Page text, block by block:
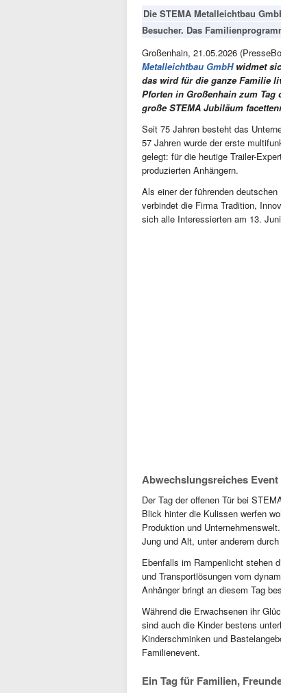
Die STEMA Metalleichtbau
Besucher. Das
Großenhain, 21.05.2026
Metalleichtbau GmbHwidmet
das wird für die ganze Familie
Pforten in Großenhain zum Tag
große STEMA Jubiläum
Seit 75 Jahren besteht das
57 Jahren wurde der erste
gelegt: für die heutige Trailer-
produzierten Anhängern.
Als einer der führenden
verbindet die Firma Tradition,
sich alle Interessierten am 13.
Abwechslungsreiches
Der Tag der offenen Tür bei
Blick hinter die Kulissen werfen
Produktion und
Jung und Alt, unter anderem
Ebenfalls im Rampenlicht stehen
und Transportlösungen vom
Anhänger bringt an diesem Tag
Während die Erwachsenen ihr
sind auch die Kinder bestens
Kinderschminken und
Familienevent.
Ein Tag für Familien,